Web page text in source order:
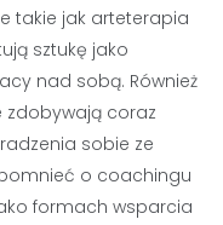
takie jak arteterapia
sztukę jako
nad sobą. Również
zdobywają coraz
sobie ze
o coachingu
formach wsparcia